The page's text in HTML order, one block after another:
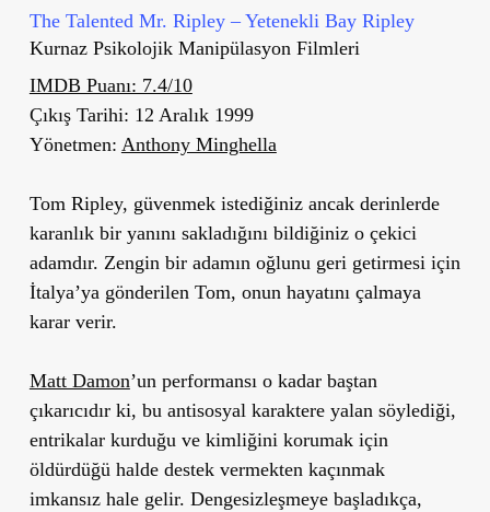
The Talented Mr. Ripley – Yetenekli Bay Ripley
Kurnaz Psikolojik Manipülasyon Filmleri
IMDB Puanı: 7.4/10
Çıkış Tarihi: 12 Aralık 1999
Yönetmen: Anthony Minghella
Tom Ripley, güvenmek istediğiniz ancak derinlerde
karanlık bir yanını sakladığını bildiğiniz o çekici
adamdır. Zengin bir adamın oğlunu geri getirmesi için
İtalya’ya gönderilen Tom, onun hayatını çalmaya
karar verir.
Matt Damon’un performansı o kadar baştan
çıkarıcıdır ki, bu antisosyal karaktere yalan söylediği,
entrikalar kurduğu ve kimliğini korumak için
öldürdüğü halde destek vermekten kaçınmak
imkansız hale gelir. Dengesizleşmeye başladıkça,